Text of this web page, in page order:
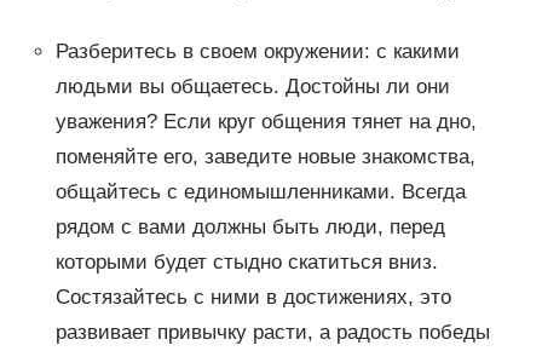
Разберитесь в своем окружении: с какими
людьми вы общаетесь. Достойны ли они
уважения? Если круг общения тянет на дно,
поменяйте его, заведите новые знакомства,
общайтесь с единомышленниками. Всегда
рядом с вами должны быть люди, перед
которыми будет стыдно скатиться вниз.
Состязайтесь с ними в достижениях, это
развивает привычку расти, а радость победы